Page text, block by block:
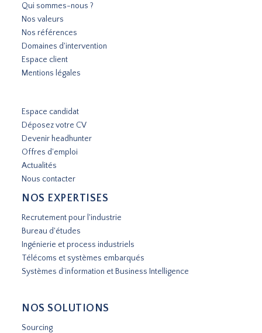
Qui sommes-nous ?
Nos valeurs
Nos références
Domaines d'intervention
Espace client
Mentions légales
Espace candidat
Déposez votre CV
Devenir headhunter
Offres d'emploi
Actualités
Nous contacter
NOS EXPERTISES
Recrutement pour l'industrie
Bureau d'études
Ingénierie et process industriels
Télécoms et systèmes embarqués
Systèmes d’information et Business Intelligence
NOS SOLUTIONS
Sourcing